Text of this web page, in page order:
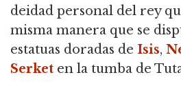
deidad personal del rey
misma manera que se
estatuas doradas de Isis,
Serket en la tumba de